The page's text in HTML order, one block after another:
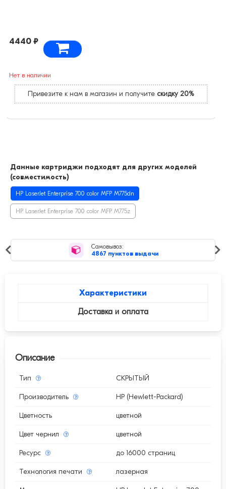
4440 ₽
Нет в наличии
Привезите к нам в магазин и получите скидку 20%
Данные картриджи подходят для других моделей
(совместимость)
HP LaserJet Enterprise 700 color MFP M775dn
HP LaserJet Enterprise 700 color MFP M775z
Самовывоз:
4867 пунктов выдачи
Характеристики
Доставка и оплата
Описание
Тип СКРЫТЫЙ
Производитель HP (Hewlett-Packard)
Цветность цветной
Цвет чернил цветной
Ресурс до 16000 страниц
Технология печати лазерная